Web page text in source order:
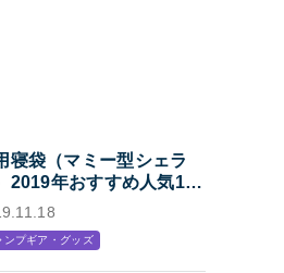
寝袋（マミー型シェラ
2019年おすすめ人気10
冬キャンプの寝袋はマミ
ンプギア・グッズ